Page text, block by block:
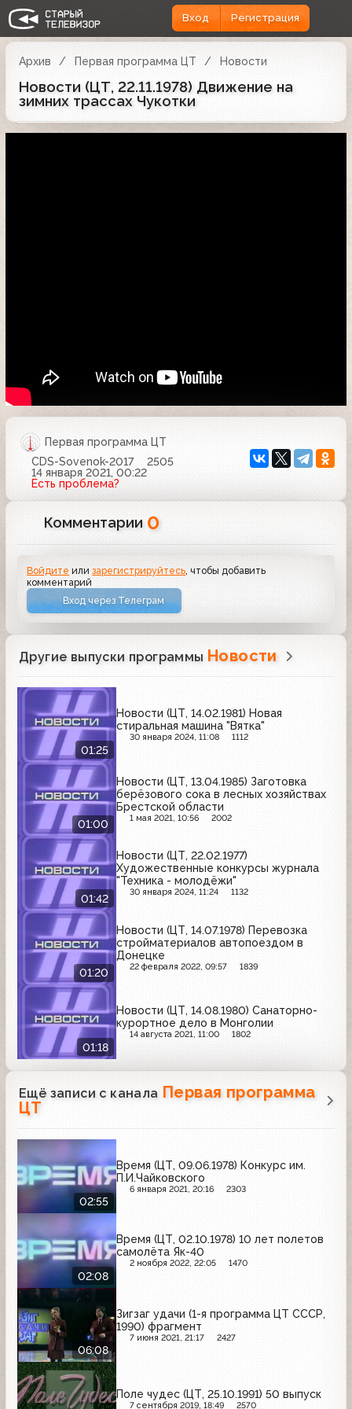
Вход Регистрация
Архив Первая программа ЦТ Новости
Новости (ЦТ, 22.11.1978) Движение на
зимних трассах Чукотки
Первая программа ЦТ
CDS-Sovenok-2017
2505
14 января 2021, 00:22
Есть проблема?
Комментарии 0
Войдите илизарегистрируйтесь , чтобы добавить
комментарий
Вход через Телеграм
Другие выпуски программы Новости
01:25
Новости (ЦТ, 14.02.1981) Новая
стиральная машина "Вятка"
30 января 2024, 11:08 1112
01:00
Новости (ЦТ, 13.04.1985) Заготовка
берёзового сока в лесных хозяйствах
Брестской области
1 мая 2021, 10:56 2002
01:42
Новости (ЦТ, 22.02.1977)
Художественные конкурсы журнала
"Техника - молодёжи"
30 января 2024, 11:24 1132
01:20
Новости (ЦТ, 14.07.1978) Перевозка
стройматериалов автопоездом в
Донецке
22 февраля 2022, 09:57 1839
01:18
Новости (ЦТ, 14.08.1980) Санаторно-
курортное дело в Монголии
14 августа 2021, 11:00 1802
Ещё записи с канала Первая программа
ЦТ
02:55
Время (ЦТ, 09.06.1978) Конкурс им.
П.И.Чайковского
6 января 2021, 20:16 2303
02:08
Время (ЦТ, 02.10.1978) 10 лет полетов
самолёта Як-40
2 ноября 2022, 22:05 1470
06:08
Зигзаг удачи (1-я программа ЦТ СССР,
1990) фрагмент
7 июня 2021, 21:17 2427
Поле чудес (ЦТ, 25.10.1991) 50 выпуск
7 сентября 2019, 18:49 2570